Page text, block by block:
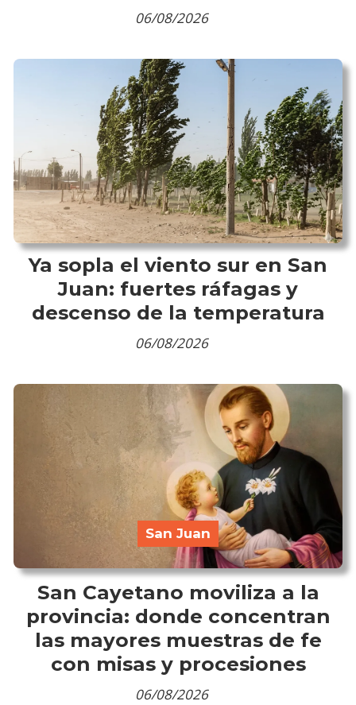
06/08/2026
Ya sopla el viento sur en San
Juan: fuertes ráfagas y
descenso de la temperatura
06/08/2026
San Cayetano moviliza a la
provincia: donde concentran
las mayores muestras de fe
con misas y procesiones
San Juan
06/08/2026